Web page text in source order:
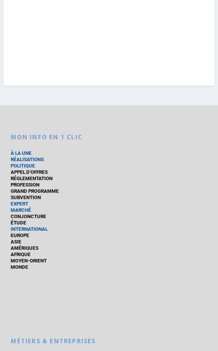
MON INFO EN 1 CLIC
À LA UNE
RÉALISATIONS
POLITIQUE
APPEL D’OFFRES
RÉGLEMENTATION
PROFESSION
GRAND PROGRAMME
SUBVENTION
EXPERT
MARCHÉ
CONJONCTURE
ÉTUDE
INTERNATIONAL
EUROPE
ASIE
AMÉRIQUES
AFRIQUE
MOYEN-ORIENT
MONDE
MÉTIERS & ENTREPRISES